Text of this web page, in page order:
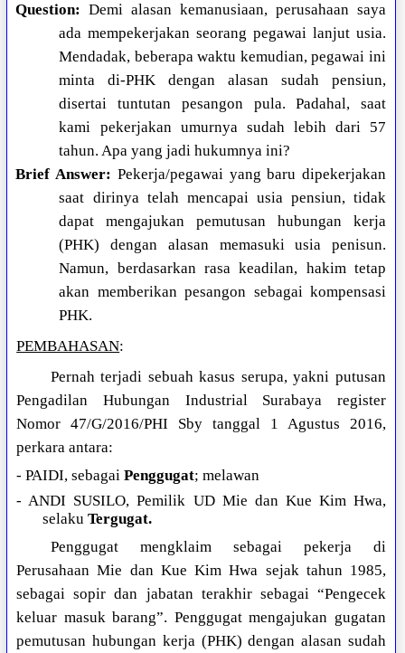
Question: Demi alasan kemanusiaan, perusahaan saya
ada mempekerjakan seorang pegawai lanjut usia.
Mendadak, beberapa waktu kemudian, pegawai ini
minta di-PHK dengan alasan sudah pensiun,
disertai tuntutan pesangon pula. Padahal, saat
kami pekerjakan umurnya sudah lebih dari 57
tahun. Apa yang jadi hukumnya ini?
Brief Answer: Pekerja/pegawai yang baru dipekerjakan
saat dirinya telah mencapai usia pensiun, tidak
dapat mengajukan pemutusan hubungan kerja
(PHK) dengan alasan memasuki usia penisun.
Namun, berdasarkan rasa keadilan, hakim tetap
akan memberikan pesangon sebagai kompensasi
PHK.
PEMBAHASAN:
Pernah terjadi sebuah kasus serupa, yakni putusan
Pengadilan Hubungan Industrial Surabaya register
Nomor 47/G/2016/PHI Sby tanggal 1 Agustus 2016,
perkara antara:
- PAIDI, sebagaiPenggugat; melawan
- ANDI SUSILO, Pemilik UD Mie dan Kue Kim Hwa,
selaku Tergugat.
Penggugat mengklaim sebagai pekerja di
Perusahaan Mie dan Kue Kim Hwa sejak tahun 1985,
sebagai sopir dan jabatan terakhir sebagai “Pengecek
keluar masuk barang”. Penggugat mengajukan gugatan
pemutusan hubungan kerja (PHK) dengan alasan sudah